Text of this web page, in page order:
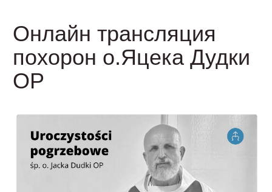
Онлайн трансляция
похорон о.Яцека Дудки
ОР